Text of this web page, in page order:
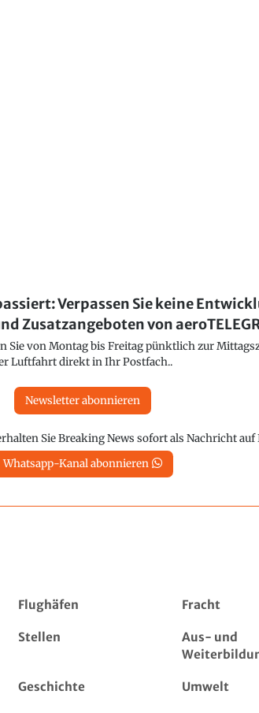
Verpassen Sie keine
Zusatzangeboten von
von Montag bis Freitag pünktlich zur
Luftfahrt direkt in Ihr Postfach..
Newsletter abonnieren
Sie Breaking News sofort als Nachricht
Whatsapp-Kanal abonnieren
Flughäfen Fracht
Stellen
Aus- und
Geschichte Umwelt